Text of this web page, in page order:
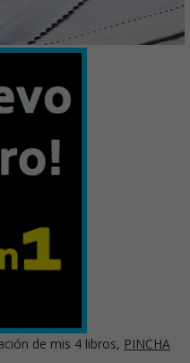
mis 4 libros, PINCHA